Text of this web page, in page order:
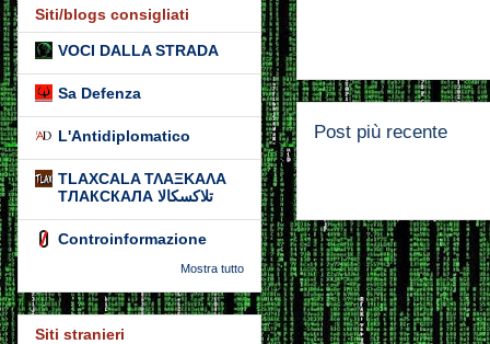
Post più recente
Siti/blogs consigliati
VOCI DALLA STRADA
Sa Defenza
L'Antidiplomatico
TLAXCALA ΤΛΑΞΚΑΛΑ
ТЛАКСКАЛА تلاكسكالا
Controinformazione
Mostra tutto
Siti stranieri